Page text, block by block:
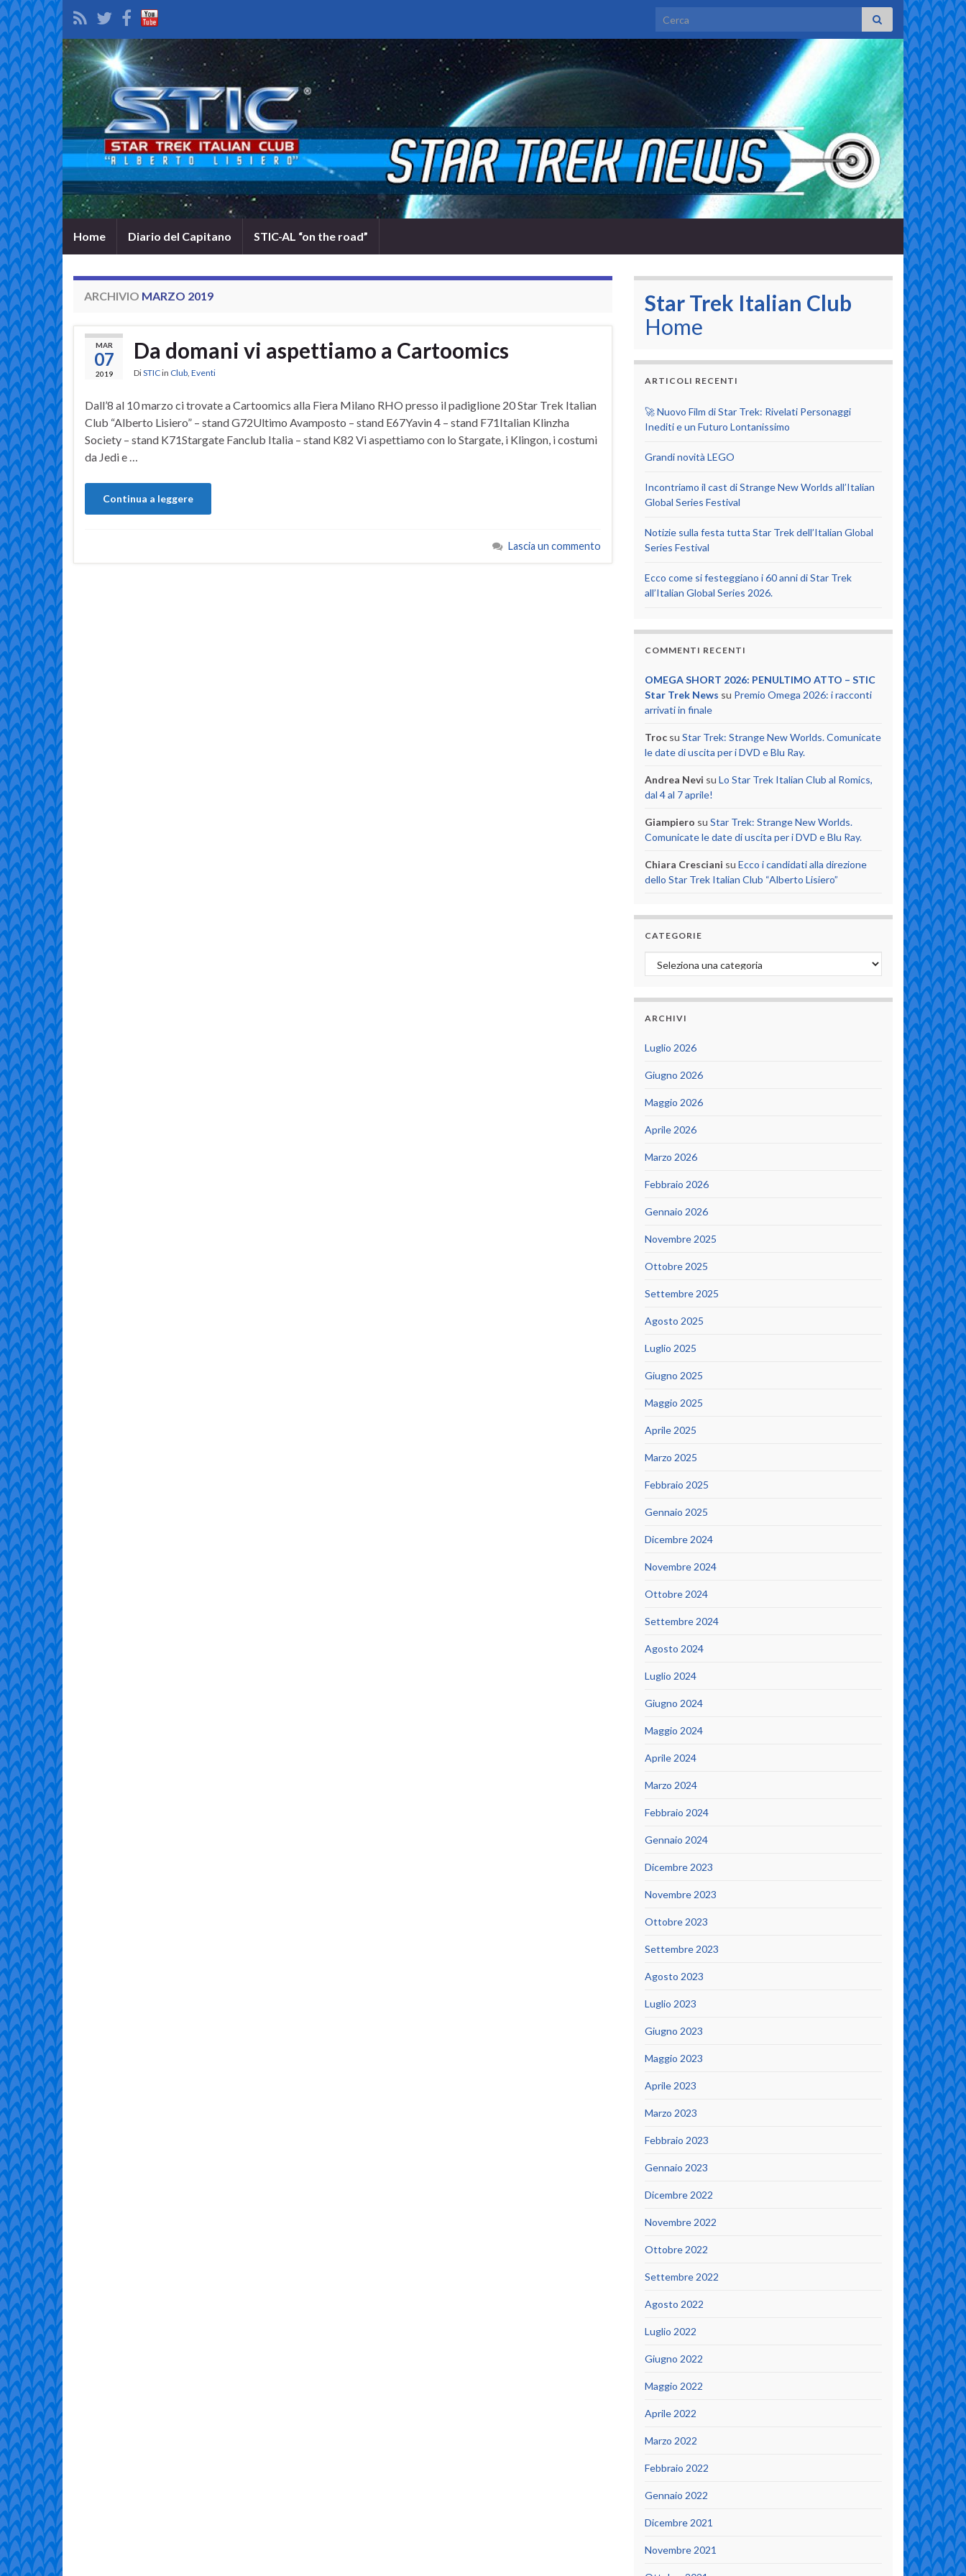
Search for:
Home Diario del Capitano STIC-AL “on the road”
ARCHIVIO MARZO 2019
MAR
07
2019
Da domani vi aspettiamo a Cartoomics
DiSTICin Club, Eventi
Dall’8 al 10 marzo ci trovate a Cartoomics alla Fiera Milano RHO presso il padiglione 20 Star Trek Italian
Club “Alberto Lisiero” – stand G72Ultimo Avamposto – stand E67Yavin 4 – stand F71Italian Klinzha
Society – stand K71Stargate Fanclub Italia – stand K82 Vi aspettiamo con lo Stargate, i Klingon, i costumi
da Jedi e …
Continua a leggere
Lascia un commento
Star Trek Italian Club
Home
ARTICOLI RECENTI
🚀 Nuovo Film di Star Trek: Rivelati Personaggi
Inediti e un Futuro Lontanissimo
Grandi novità LEGO
Incontriamo il cast di Strange New Worlds all’Italian
Global Series Festival
Notizie sulla festa tutta Star Trek dell’Italian Global
Series Festival
Ecco come si festeggiano i 60 anni di Star Trek
all’Italian Global Series 2026.
COMMENTI RECENTI
OMEGA SHORT 2026: PENULTIMO ATTO – STIC
Star Trek News su Premio Omega 2026: i racconti
arrivati in finale
Troc su Star Trek: Strange New Worlds. Comunicate
le date di uscita per i DVD e Blu Ray.
Andrea Nevi su Lo Star Trek Italian Club al Romics,
dal 4 al 7 aprile!
Giampiero su Star Trek: Strange New Worlds.
Comunicate le date di uscita per i DVD e Blu Ray.
Chiara Cresciani su Ecco i candidati alla direzione
dello Star Trek Italian Club “Alberto Lisiero”
CATEGORIE
Categorie
ARCHIVI
Luglio 2026
Giugno 2026
Maggio 2026
Aprile 2026
Marzo 2026
Febbraio 2026
Gennaio 2026
Novembre 2025
Ottobre 2025
Settembre 2025
Agosto 2025
Luglio 2025
Giugno 2025
Maggio 2025
Aprile 2025
Marzo 2025
Febbraio 2025
Gennaio 2025
Dicembre 2024
Novembre 2024
Ottobre 2024
Settembre 2024
Agosto 2024
Luglio 2024
Giugno 2024
Maggio 2024
Aprile 2024
Marzo 2024
Febbraio 2024
Gennaio 2024
Dicembre 2023
Novembre 2023
Ottobre 2023
Settembre 2023
Agosto 2023
Luglio 2023
Giugno 2023
Maggio 2023
Aprile 2023
Marzo 2023
Febbraio 2023
Gennaio 2023
Dicembre 2022
Novembre 2022
Ottobre 2022
Settembre 2022
Agosto 2022
Luglio 2022
Giugno 2022
Maggio 2022
Aprile 2022
Marzo 2022
Febbraio 2022
Gennaio 2022
Dicembre 2021
Novembre 2021